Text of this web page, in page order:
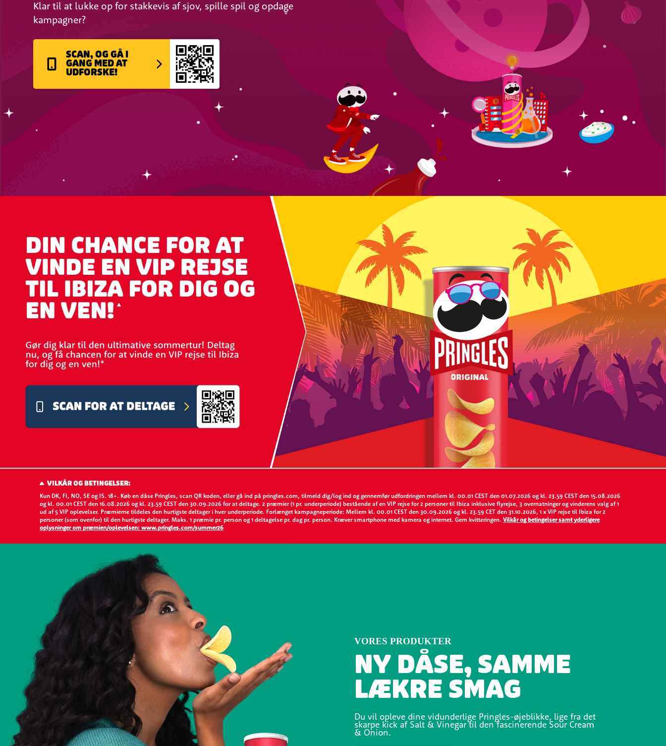
Klar til at lukke op for stakkevis af sjov, spille spil og opdage
kampagner?
SCAN, OG GÅ I
GANG MED AT
UDFORSKE!
VILKÅR OG BETINGELSER:
Kun DK, FI, NO, SE og IS. 18+. Køb en dåse Pringles, scan QR koden, eller gå ind på pringles.com, tilmeld dig/log ind og gennemfør udfordringen mellem kl. 00.01 CEST den 01.07.2026 og kl. 23.59 CEST den 15.08.2026
og kl. 00.01 CEST den 16.08.2026 og kl. 23.59 CEST den 30.09.2026 for at deltage. 2 præmier (1 pr. underperiode) bestående af en VIP rejse for 2 personer til Ibiza inklusive flyrejse, 3 overnatninger og vinderens valg af 1
ud af 5 VIP oplevelser. Præmierne tildeles den hurtigste deltager i hver underperiode. Forlænget kampagneperiode: Mellem kl. 00.01 CEST den 30.09.2026 og kl. 23.59 CET den 31.10.2026, 1 x VIP rejse til Ibiza for 2
personer (som ovenfor) til den hurtigste deltager. Maks. 1 præmie pr. person og 1 deltagelse pr. dag pr. person. Kræver smartphone med kamera og internet. Gem kvitteringen. Vilkår og betingelser samt yderligere
oplysninger om præmien/oplevelsen: www.pringles.com/summer26
VORES PRODUKTER
NY DÅSE, SAMME
LÆKRE SMAG
Du vil opleve dine vidunderlige Pringles-øjeblikke, lige fra det
skarpe kick af Salt & Vinegar til den fascinerende Sour Cream
& Onion.